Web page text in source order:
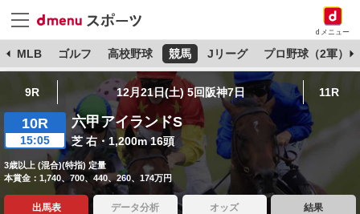
dメニュー
MLB ゴルフ 高校野球 競馬 Jリーグ プロ野球（2軍）
9R 12月21日(土) 5回阪神7日 11R
10R
15:05
六甲アイランドS
芝 右・1,200m 16頭
3歳以上 (混合)(特指) 定量
本賞金：1,740、700、440、260、174万円
出馬表 データ分析 オッズ 結果